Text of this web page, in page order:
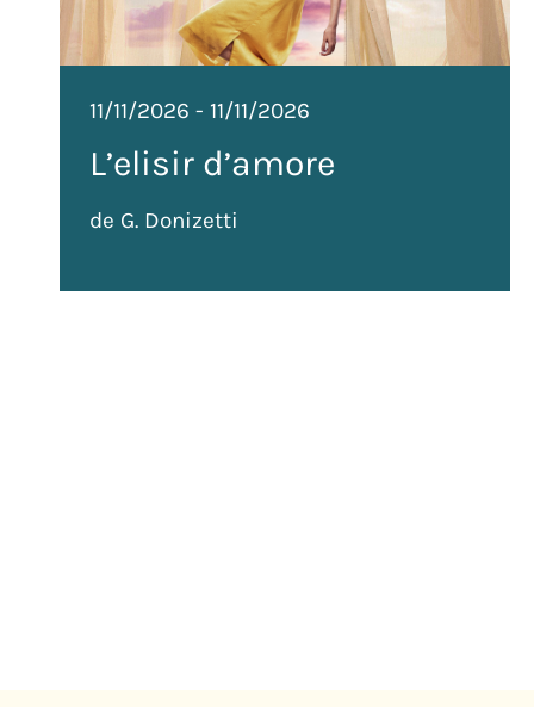
11/11/2026 - 11/11/2026
L’elisir d’amore
de G. Donizetti